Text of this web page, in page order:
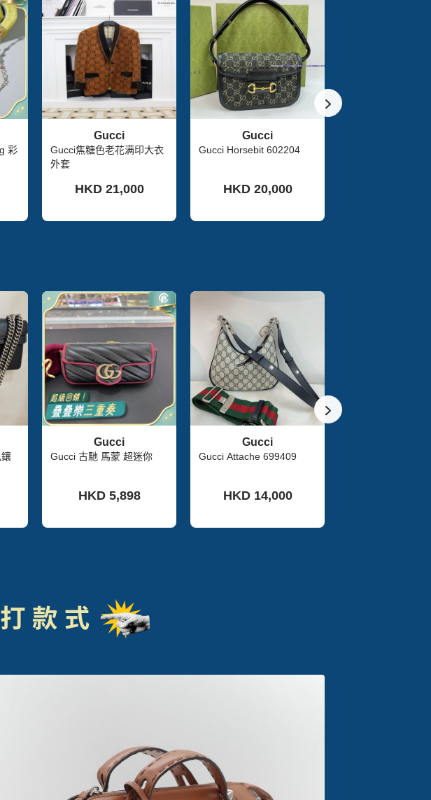
彩
Gucci
Gucci焦糖色老花满印大衣
外套
HKD 21,000
Gucci
Gucci Horsebit 602204
HKD 20,000
Gucci
Gucci 古馳 馬蒙 超迷你
HKD 5,898
Gucci
Gucci Attache 699409
HKD 14,000